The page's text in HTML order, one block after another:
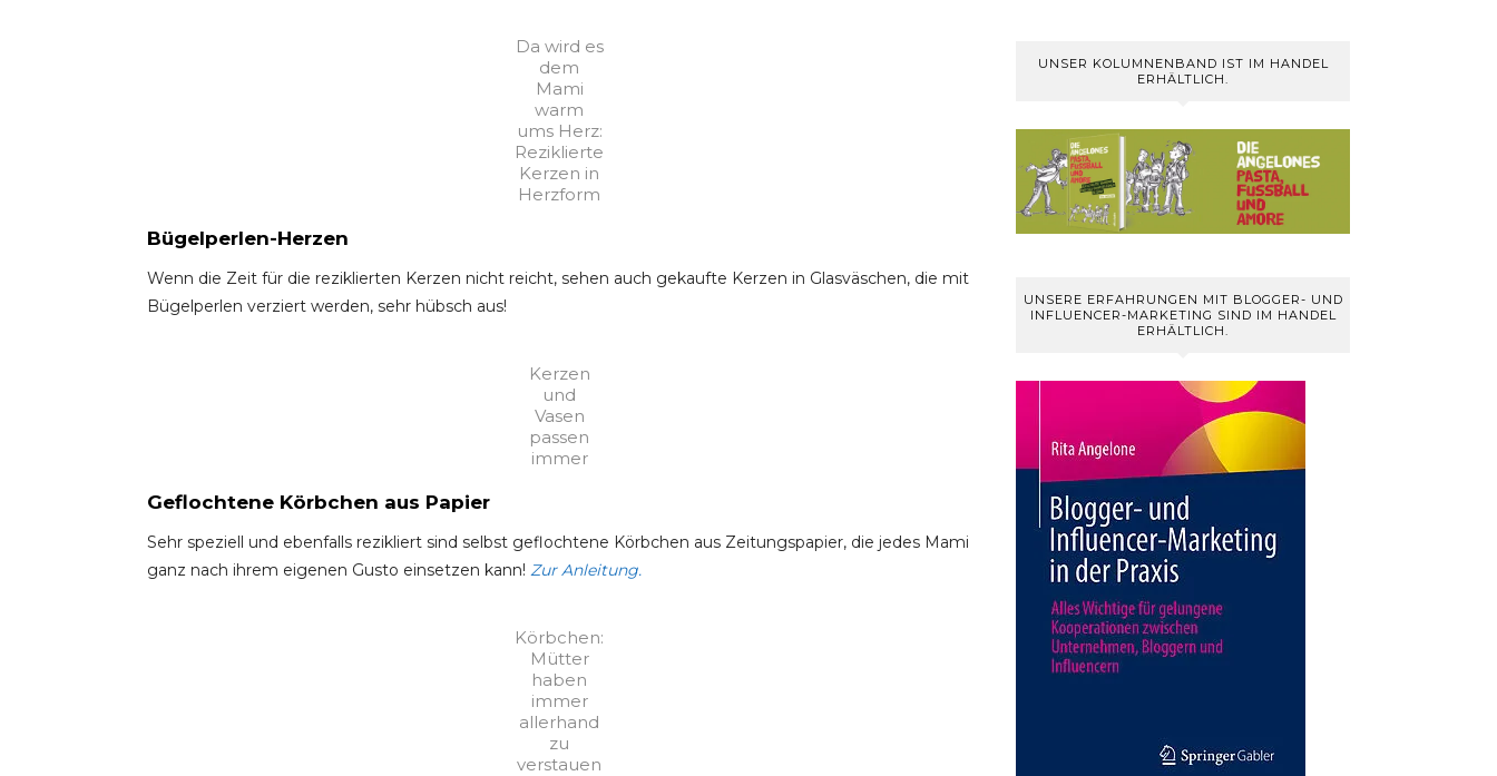
Da wird es
dem
Mami
warm
ums Herz:
Reziklierte
Kerzen in
Herzform
Bügelperlen-Herzen
Wenn die Zeit für die reziklierten Kerzen nicht reicht, sehen auch gekaufte Kerzen in Glasväschen, die mit
Bügelperlen verziert werden, sehr hübsch aus!
Kerzen
und
Vasen
passen
immer
Geflochtene Körbchen aus Papier
Sehr speziell und ebenfalls rezikliert sind selbst geflochtene Körbchen aus Zeitungspapier, die jedes Mami
ganz nach ihrem eigenen Gusto einsetzen kann! Zur Anleitung.
Körbchen:
Mütter
haben
immer
allerhand
zu
verstauen
UNSER KOLUMNENBAND IST IM HANDEL
ERHÄLTLICH.
UNSERE ERFAHRUNGEN MIT BLOGGER- UND
INFLUENCER-MARKETING SIND IM HANDEL
ERHÄLTLICH.